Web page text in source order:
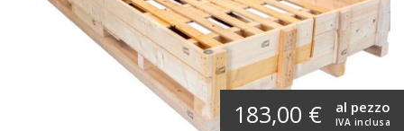
183,00 € IVA inclusa
al pezzo